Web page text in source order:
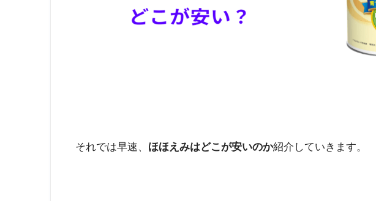
それでは早速、 ほほえみはどこが安いのか紹介していきます。